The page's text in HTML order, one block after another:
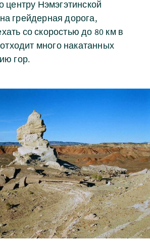
центру Нэмэгэтинской
грейдерная дорога,
со скоростью до 80 км в
много накатанных
гор.